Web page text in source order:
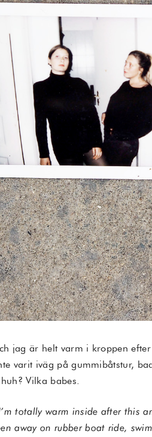
jag är helt varm i kroppen
varit iväg på gummibåtstur,
Vilka babes.
totally warm inside after this
away on rubber boat ride,